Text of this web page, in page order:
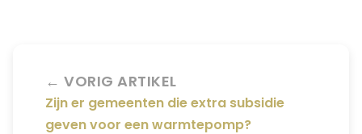
← VORIG ARTIKEL
Zijn er gemeenten die extra subsidie
geven voor een warmtepomp?